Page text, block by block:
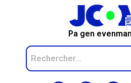
Pa gen